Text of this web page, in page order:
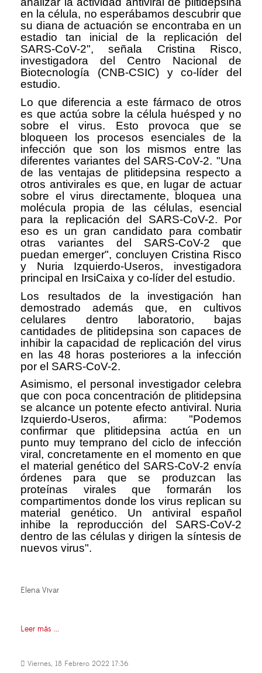
en la célula, no esperábamos descubrir que
su diana de actuación se encontraba en un
estadio tan inicial de la replicación del
SARS-CoV-2", señala Cristina Risco,
investigadora del Centro Nacional de
Biotecnología (CNB-CSIC) y co-líder del
estudio.
Lo que diferencia a este fármaco de otros
es que actúa sobre la célula huésped y no
sobre el virus. Esto provoca que se
bloqueen los procesos esenciales de la
infección que son los mismos entre las
diferentes variantes del SARS-CoV-2. "Una
de las ventajas de plitidepsina respecto a
otros antivirales es que, en lugar de actuar
sobre el virus directamente, bloquea una
molécula propia de las células, esencial
para la replicación del SARS-CoV-2. Por
eso es un gran candidato para combatir
otras variantes del SARS-CoV-2 que
puedan emerger", concluyen Cristina Risco
y Nuria Izquierdo-Useros, investigadora
principal en IrsiCaixa y co-líder del estudio.
Los resultados de la investigación han
demostrado además que, en cultivos
celulares dentro laboratorio, bajas
cantidades de plitidepsina son capaces de
inhibir la capacidad de replicación del virus
en las 48 horas posteriores a la infección
por el SARS-CoV-2.
Asimismo, el personal investigador celebra
que con poca concentración de plitidepsina
se alcance un potente efecto antiviral. Nuria
Izquierdo-Useros, afirma: "Podemos
confirmar que plitidepsina actúa en un
punto muy temprano del ciclo de infección
viral, concretamente en el momento en que
el material genético del SARS-CoV-2 envía
órdenes para que se produzcan las
proteínas virales que formarán los
compartimentos donde los virus replican su
material genético. Un antiviral español
inhibe la reproducción del SARS-CoV-2
dentro de las células y dirigen la síntesis de
nuevos virus".
Elena Vivar
Leer más ...
Viernes, 18 Febrero 2022 17:36